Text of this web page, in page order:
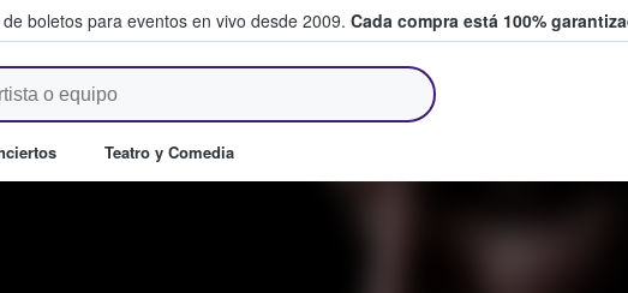
boletos para eventos en vivo desde 2009. Cada compra está 100%
los fans compran y venden boletos
Teatro y Comedia